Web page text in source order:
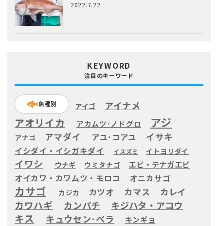
2022.7.22
KEYWORD
注目のキーワード
魚種別 アイゴ アイナメ
アオリイカ アカムツ･ノドグロ アジ
アナゴ アマダイ アユ･コアユ イサキ
イシダイ・イシガキダイ イスズミ イトヨリダイ
イワシ ウナギ ウミタナゴ エビ・テナガエビ
オイカワ・カワムツ・モロコ オニカサゴ
カサゴ カジカ カツオ カマス カレイ
カワハギ カンパチ キジハタ・アコウ
キス キュウセン･ベラ キンギョ